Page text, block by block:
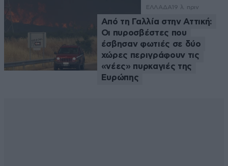
ΕΛΛΑΔΑ 19 λ. πριν
Από τη Γαλλία στην Αττική:
Οι πυροσβέστες που
έσβησαν φωτιές σε δύο
χώρες περιγράφουν τις
«νέες» πυρκαγιές της
Ευρώπης